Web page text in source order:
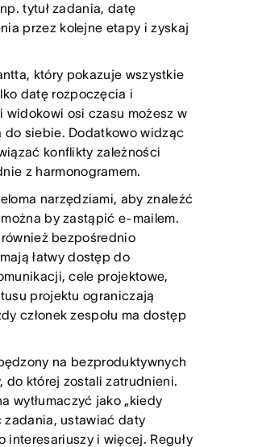
tytuł zadania, datę
przez kolejne etapy i zyskaj
który pokazuje wszystkie
datę rozpoczęcia i
widokowi osi czasu możesz w
do siebie. Dodatkowo widząc
konflikty zależności
z harmonogramem.
narzędziami, aby znaleźć
by zastąpić e-mailem.
bezpośrednio
łatwy dostęp do
cele projektowe,
projektu ograniczają
członek zespołu ma dostęp
na bezproduktywnych
do której zostali zatrudnieni.
wytłumaczyć jako „kiedy
zadania, ustawiać daty
i więcej. Reguły